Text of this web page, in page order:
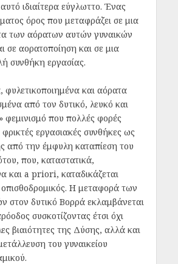
ιδιαίτερα εύγλωττο. Ένας
όρος που μεταφράζει σε μια
των αόρατων αυτών γυναικών
σε αορατοποίηση και σε μια
συνθήκη εργασίας.
και αόρατα
από τον δυτικό, λευκό και
φεμινισμό που πολλές φορές
φρικτές εργασιακές συνθήκες ως
από την έμφυλη καταπίεση του
που, καταστατικά,
και a priori, καταδικάζεται
Η μεταφορά των
στον δυτικό Βορρά εκλαμβάνεται
συσκοτίζοντας έτσι όχι
βιαιότητες της Δύσης, αλλά και
του γυναικείου